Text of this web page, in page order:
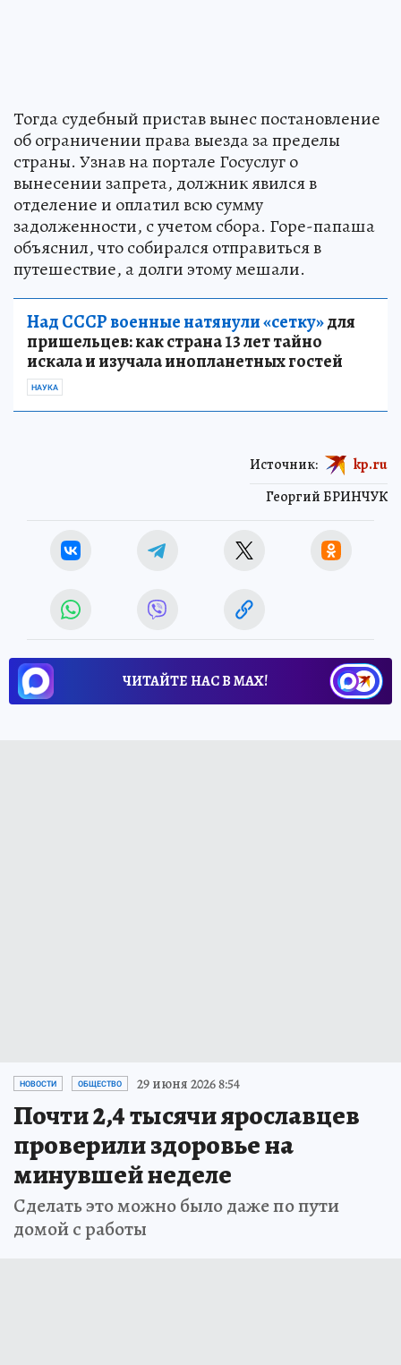
Тогда судебный пристав вынес постановление
об ограничении права выезда за пределы
страны. Узнав на портале Госуслуг о
вынесении запрета, должник явился в
отделение и оплатил всю сумму
задолженности, с учетом сбора. Горе-папаша
объяснил, что собирался отправиться в
путешествие, а долги этому мешали.
Над СССР военные натянули «сетку»для
пришельцев: как страна 13 лет тайно
искала и изучала инопланетных гостей
НАУКА
Георгий БРИНЧУК
Источник: kp.ru
ЧИТАЙТЕ НАС В МАХ!
НОВОСТИ ОБЩЕСТВО 29 июня 2026 8:54
Почти 2,4 тысячи ярославцев
проверили здоровье на
минувшей неделе
Сделать это можно было даже по пути
домой с работы